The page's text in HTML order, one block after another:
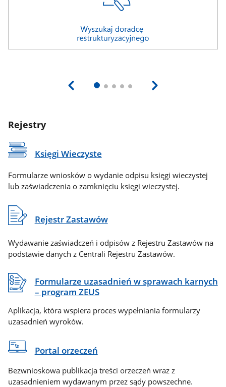
Rejestry
Księgi Wieczyste
Formularze wniosków o wydanie odpisu księgi wieczystej
lub zaświadczenia o zamknięciu księgi wieczystej.
Rejestr Zastawów
Wydawanie zaświadczeń i odpisów z Rejestru Zastawów na
podstawie danych z Centrali Rejestru Zastawów.
Formularze uzasadnień w sprawach karnych
– program ZEUS
Aplikacja, która wspiera proces wypełniania formularzy
uzasadnień wyroków.
Portal orzeczeń
Bezwnioskowa publikacja treści orzeczeń wraz z
uzasadnieniem wydawanym przez sądy powszechne.